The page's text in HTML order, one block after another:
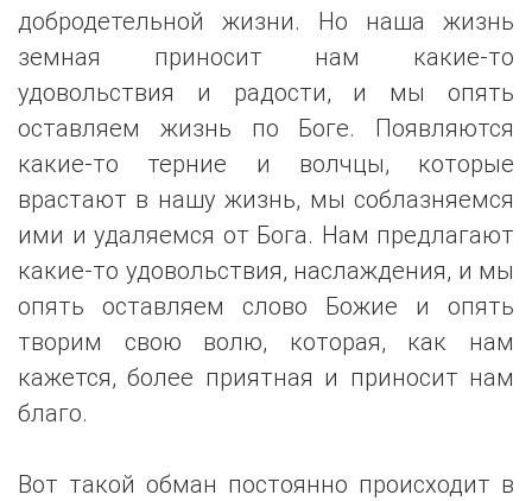
добродетельной жизни. Но наша жизнь
земная приносит нам какие-то
удовольствия и радости, и мы опять
оставляем жизнь по Боге. Появляются
какие-то терние и волчцы, которые
врастают в нашу жизнь, мы соблазняемся
ими и удаляемся от Бога. Нам предлагают
какие-то удовольствия, наслаждения, и мы
опять оставляем слово Божие и опять
творим свою волю, которая, как нам
кажется, более приятная и приносит нам
благо.
Вот такой обман постоянно происходит в